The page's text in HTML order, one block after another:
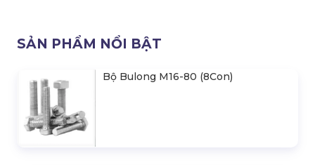
SẢN PHẨM NỔI BẬT
Bộ Bulong M16-80 (8Con)